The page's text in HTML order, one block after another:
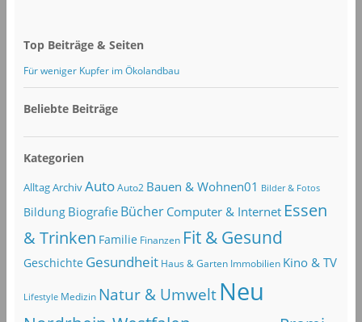
Top Beiträge & Seiten
Für weniger Kupfer im Ökolandbau
Beliebte Beiträge
Kategorien
AlltagArchivAuto Auto2 Bauen & Wohnen01 Bilder & Fotos
Bildung Biografie Bücher Computer & Internet Essen
& Trinken Familie Finanzen Fit & Gesund
Geschichte Gesundheit Haus & Garten Immobilien Kino & TV
Lifestyle Medizin Natur & Umwelt Neu